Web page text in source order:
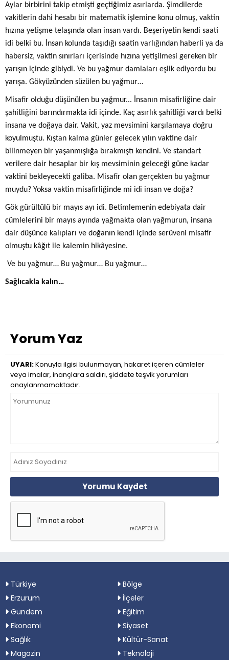
Aylar birbirini takip etmişti geçtiğimiz asırlarda. Şimdilerde
vakitlerin dahi hesabı bir matematik işlemine konu olmuş, vaktin
hızına yetişme telaşında olan insan vardı. Beşeriyetin kendi saati
idi belki bu. İnsan kolunda taşıdığı saatin varlığından haberli ya da
habersiz, vaktin sınırları içerisinde hızına yetişilmesi gereken bir
yarışın içinde gibiydi. Ve bu yağmur damlaları eşlik ediyordu bu
yarışa. Gökyüzünden süzülen bu yağmur…
Misafir olduğu düşünülen bu yağmur... İnsanın misafirliğine dair
şahitliğini barındırmakta idi içinde. Kaç asırlık şahitliği vardı belki
insana ve doğaya dair. Vakit, yaz mevsimini karşılamaya doğru
koyulmuştu. Kıştan kalma günler gelecek yılın vaktine dair
bilinmeyen bir yaşanmışlığa bırakmıştı kendini. Ve standart
verilere dair hesaplar bir kış mevsiminin geleceği güne kadar
vaktini bekleyecekti galiba. Misafir olan gerçekten bu yağmur
muydu? Yoksa vaktin misafirliğinde mi idi insan ve doğa?
Gök gürültülü bir mayıs ayı idi. Betimlemenin edebiyata dair
cümlelerini bir mayıs ayında yağmakta olan yağmurun, insana
dair düşünce kalıpları ve doğanın kendi içinde serüveni misafir
olmuştu kâğıt ile kalemin hikâyesine.
Ve bu yağmur… Bu yağmur… Bu yağmur…
Sağlıcakla kalın…
Yorum Yaz
UYARI:Konuyla ilgisi bulunmayan, hakaret içeren cümleler
veya imalar, inançlara saldırı, şiddete teşvik yorumları
onaylanmamaktadır.
Yorumu Kaydet
Türkiye
Bölge
Erzurum
İlçeler
Gündem
Eğitim
Ekonomi
Siyaset
Sağlık
Kültür-Sanat
Magazin
Teknoloji